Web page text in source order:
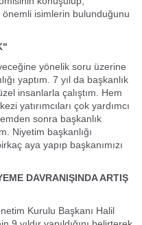
önemli isimlerin bulunduğunu
yönelik soru üzerine
yaptım. 7 yıl da başkanlık
insanlarla çalıştım. Hem
yatırımcıları çok yardımcı
sonra başkanlık
Niyetim başkanlığı
aya yapıp başkanımızı
DAVRANIŞINDA ARTIŞ
Kurulu Başkanı Halil